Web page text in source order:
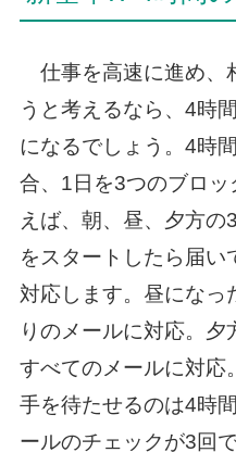
仕事を高速に進め、
うと考えるなら、4時
になるでしょう。4時
合、1日を3つのブロ
えば、朝、昼、夕方
をスタートしたら届い
対応します。昼になっ
りのメールに対応。
すべてのメールに対応
手を待たせるのは4時
ールのチェックが3回